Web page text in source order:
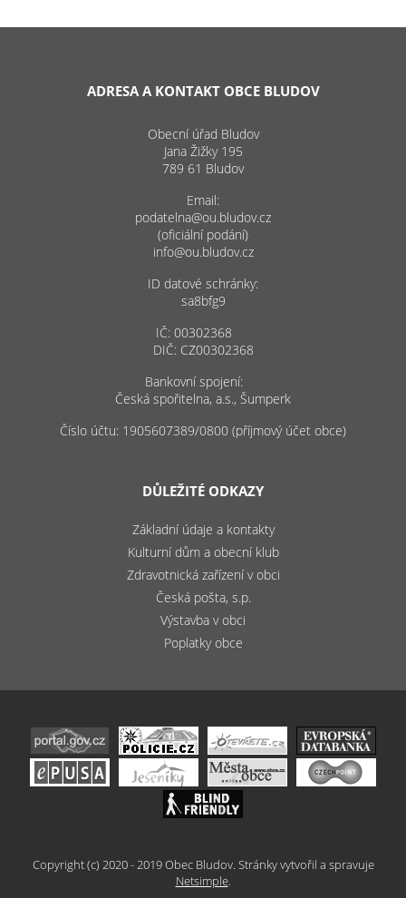
ADRESA A KONTAKT OBCE BLUDOV
Obecní úřad Bludov
Jana Žižky 195
789 61 Bludov
Email:
podatelna@ou.bludov.cz
(oficiální podání)
info@ou.bludov.cz
ID datové schránky:
sa8bfg9
IČ: 00302368
DIČ: CZ00302368
Bankovní spojení:
Česká spořitelna, a.s., Šumperk
Číslo účtu: 1905607389/0800 (příjmový účet obce)
DŮLEŽITÉ ODKAZY
Základní údaje a kontakty
Kulturní dům a obecní klub
Zdravotnická zařízení v obci
Česká pošta, s.p.
Výstavba v obci
Poplatky obce
Copyright (c) 2020 - 2019 Obec Bludov. Stránky vytvořil a spravuje
Netsimple.